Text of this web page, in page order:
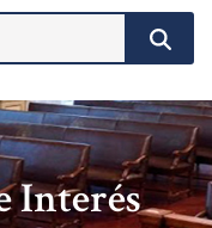
Interés